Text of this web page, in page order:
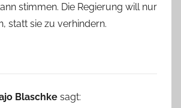
stimmen. Die Regierung will nur
statt sie zu verhindern.
Blaschke sagt: